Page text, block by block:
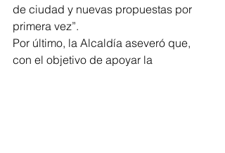
de ciudad y nuevas propuestas por
primera vez”.
Por último, la Alcaldía aseveró que,
con el objetivo de apoyar la